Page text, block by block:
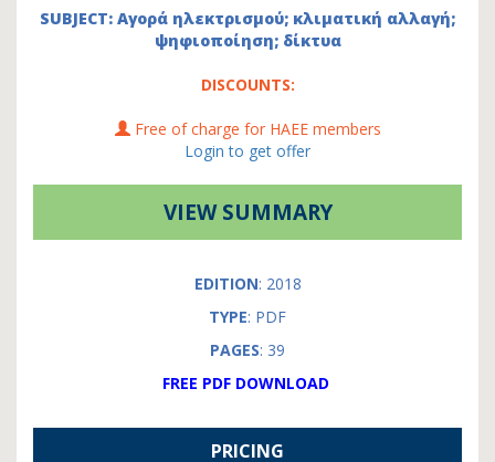
SUBJECT: Αγορά ηλεκτρισμού; κλιματική αλλαγή;
ψηφιοποίηση; δίκτυα
DISCOUNTS:
Free of charge for HAEE members
Login to get offer
VIEW SUMMARY
EDITION: 2018
TYPE: PDF
PAGES: 39
FREE PDF DOWNLOAD
PRICING